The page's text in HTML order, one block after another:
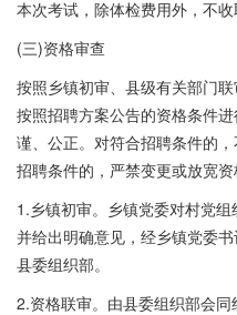
本次考试，除体检费用外，不收
(三)资格审查
按照乡镇初审、县级有关部门
按照招聘方案公告的资格条件
谨、公正。对符合招聘条件的
招聘条件的，严禁变更或放宽资
1.乡镇初审。乡镇党委对村党
并给出明确意见，经乡镇党委
县委组织部。
2.资格联审。由县委组织部会